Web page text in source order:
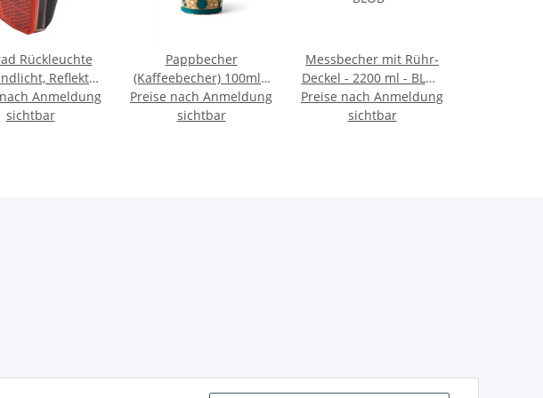
Rückleuchte
Reflektor
Zulassung
Batterie (7
Anmeldung
sichtbar
Pappbecher
(Kaffeebecher) 100ml /
4oz - 50er Pack
Preise nach Anmeldung
sichtbar
Messbecher mit Rühr-
Deckel - 2200 ml - BLOB
-
Preise nach Anmeldung
sichtbar